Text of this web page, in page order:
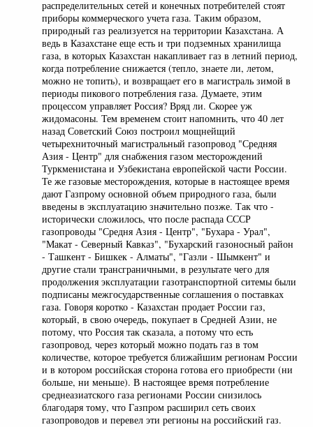
распределительных сетей и конечных потребителей стоят
приборы коммерческого учета газа. Таким образом,
природный газ реализуется на территории Казахстана. А
ведь в Казахстане еще есть и три подземных хранилища
газа, в которых Казахстан накапливает газ в летний период,
когда потребление снижается (тепло, знаете ли, летом,
можно не топить), и возвращает его в магистраль зимой в
периоды пикового потребления газа. Думаете, этим
процессом управляет Россия? Вряд ли. Скорее уж
жидомасоны. Тем временем стоит напомнить, что 40 лет
назад Советский Союз построил мощнейщий
четырехниточный магистральный газопровод "Средняя
Азия - Центр" для снабжения газом месторождений
Туркменистана и Узбекистана европейской части России.
Те же газовые месторождения, которые в настоящее время
дают Газпрому основной объем природного газа, были
введены в эксплуатацию значительно позже. Так что -
исторически сложилось, что после распада СССР
газопроводы "Средня Азия - Центр", "Бухара - Урал",
"Макат - Северный Кавказ", "Бухарский газоносный район
- Ташкент - Бишкек - Алматы", "Газли - Шымкент" и
другие стали трансграничными, в результате чего для
продолжения эксплуатации газотранспортной ситемы были
подписаны межгосударственные соглашения о поставках
газа. Говоря коротко - Казахстан продает России газ,
который, в свою очередь, покупает в Средней Азии, не
потому, что Россия так сказала, а потому что есть
газопровод, через который можно подать газ в том
количестве, которое требуется ближайшим регионам России
и в котором российская сторона готова его приобрести (ни
больше, ни меньше). В настоящее время потребление
среднеазиатского газа регионами России снизилось
благодаря тому, что Газпром расширил сеть своих
газопроводов и перевел эти регионы на российский газ.